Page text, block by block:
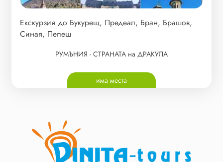
Екскурзия до Букурещ, Предеал, Бран, Брашов,
Синая, Пелеш
РУМЪНИЯ - СТРАНАТА на ДРАКУЛА
има места